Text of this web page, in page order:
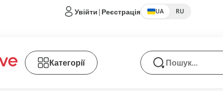
Увійти | Реєстрація UA RU
Категорії Пошук товарів